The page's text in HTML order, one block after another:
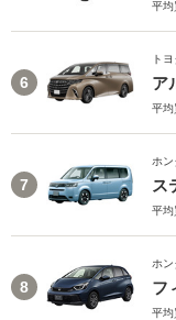
平均
6
トヨ
ア
平均
7
ホン
ス
平均
8
ホン
フ
平均